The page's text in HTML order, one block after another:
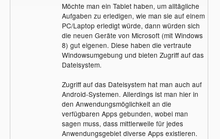
Möchte man ein Tablet haben, um alltägliche
Aufgaben zu erledigen, wie man sie auf einem
PC/Laptop erledigt würde, dann würden sich
die neuen Geräte von Microsoft (mit Windows
8) gut eigenen. Diese haben die vertraute
Windowsumgebung und bieten Zugriff auf das
Dateisystem.
Zugriff auf das Dateisystem hat man auch auf
Android-Systemen. Allerdings ist man hier in
den Anwendungsmöglichkeit an die
verfügbaren Apps gebunden, wobei man
sagen muss, dass mittlerweile für jedes
Anwendungsgebiet diverse Apps existieren.